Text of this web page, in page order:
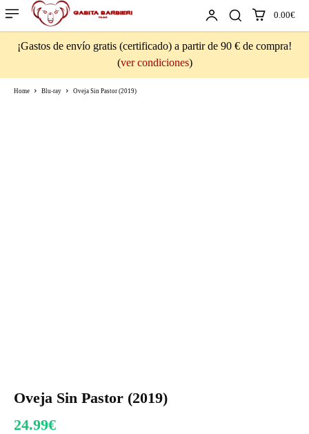
0.00€
¡Gastos de envío gratis (certificado) a partir de 90 € de compra!
(ver condiciones)
Home Blu-ray Oveja Sin Pastor (2019)
Oveja Sin Pastor (2019)
24.99€